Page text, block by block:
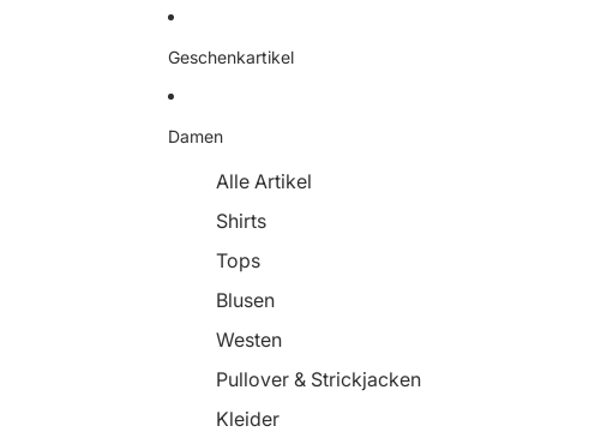
Geschenkartikel
Damen
Alle Artikel
Shirts
Tops
Blusen
Westen
Pullover & Strickjacken
Kleider